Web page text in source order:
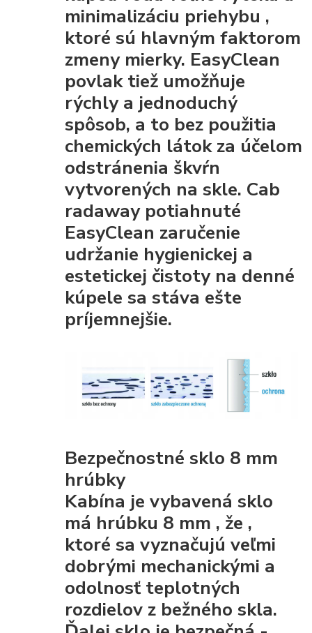
minimalizáciu priehybu ,
ktoré sú hlavným faktorom
zmeny mierky. EasyClean
povlak tiež umožňuje
rýchly a jednoduchý
spôsob, a to bez použitia
chemických látok za účelom
odstránenia škvŕn
vytvorených na skle. Cab
radaway potiahnuté
EasyClean zaručenie
udržanie hygienickej a
estetickej čistoty na denné
kúpele sa stáva ešte
príjemnejšie.
Bezpečnostné sklo 8 mm
hrúbky
Kabína je vybavenásklo
má hrúbku 8 mm , že ,
ktoré sa vyznačujú veľmi
dobrými mechanickými a
odolnosť teplotných
rozdielov z bežného skla.